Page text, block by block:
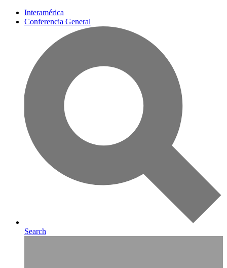
Interamérica
Conferencia General
Search